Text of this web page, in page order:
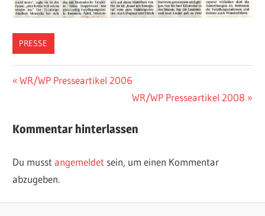
PRESSE
Beitragsnavigation
Vorheriger
WR/WP Presseartikel 2006
Nächster
WR/WP Presseartikel 2008
Kommentar hinterlassen
Du musstangemeldet sein, um einen Kommentar
abzugeben.